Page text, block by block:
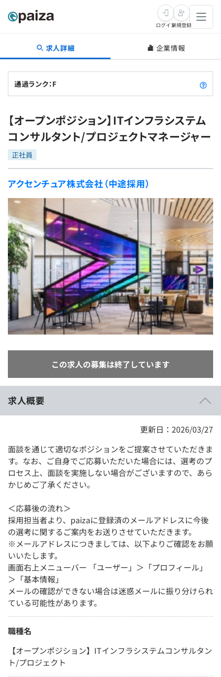
転職・キャリア
転職成功ガイド
転職エージェント
インタビュー
転職成功ガイド
新卒就活
求人検索
本選考
インターン
新卒エージェント
イベント・セミナー
インタビュー
就活成功ガイド
学習
問題集
ナレッジ
リファレンス
プラン
個人向けプラン
法人向けプラン
学校向けプラン
プログラミング言語
評価結果一覧
再チャレンジ結果一覧
ゲーム・マンガ
Tech Team Journal
paiza times
note
paizaとは？
ログイン新規登録
求人詳細 企業情報
通過ランク：F
【オープンポジション】ITインフラシステム
コンサルタント/プロジェクトマネージャー
正社員
アクセンチュア株式会社（中途採用）
この求人の募集は終了しています
求人概要
更新日：2026/03/27
面談を通じて適切なポジションをご提案させていただきま
す。なお、ご自身でご応募いただいた場合には、選考のプ
ロセス上、面談を実施しない場合がございますので、あら
かじめご了承ください。
＜応募後の流れ＞
採用担当者より、paizaに登録済のメールアドレスに今後
の選考に関するご案内をお送りさせていただきます。
※メールアドレスにつきましては、以下よりご確認をお願
いいたします。
画面右上メニューバー 「ユーザー」＞「プロフィール」
＞「基本情報」
メールの確認ができない場合は迷惑メールに振り分けられ
ている可能性があります。
職種名
【オープンポジション】ITインフラシステムコンサルタン
ト/プロジェクト